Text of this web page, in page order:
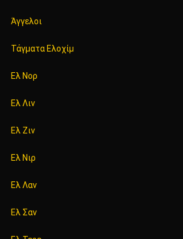
Άγγελοι
Τάγματα Ελοχίμ
Ελ Νορ
Ελ Λιν
Ελ Ζιν
Ελ Νιρ
Ελ Λαν
Ελ Σαν